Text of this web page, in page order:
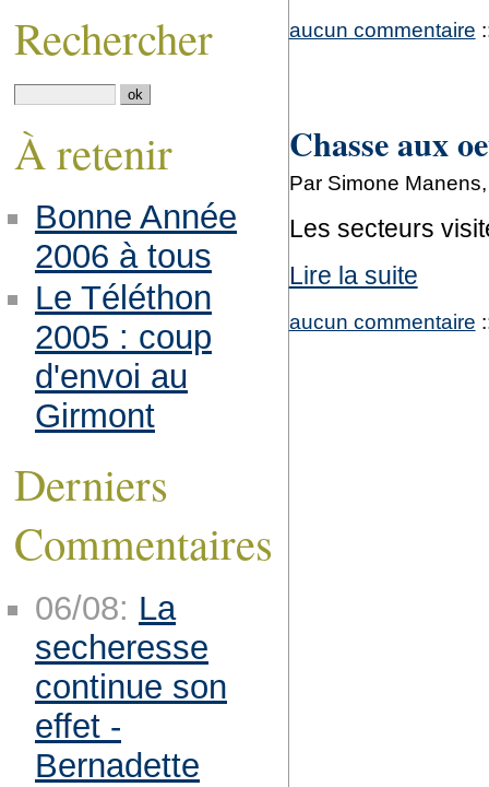
aucun commentaire
Chasse aux
Par Simone
Les secteurs
Lire la suite
aucun commentaire
Rechercher
À retenir
Bonne Année
2006 à tous
Le Téléthon
2005 : coup
d'envoi au
Girmont
Derniers
Commentaires
06/08: La
secheresse
continue son
effet -
Bernadette